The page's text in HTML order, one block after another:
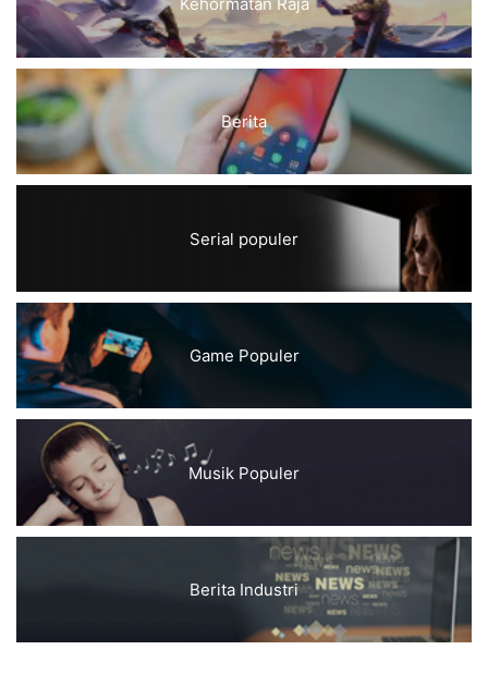
Berita
Serial populer
Game Populer
Musik Populer
Berita Industri